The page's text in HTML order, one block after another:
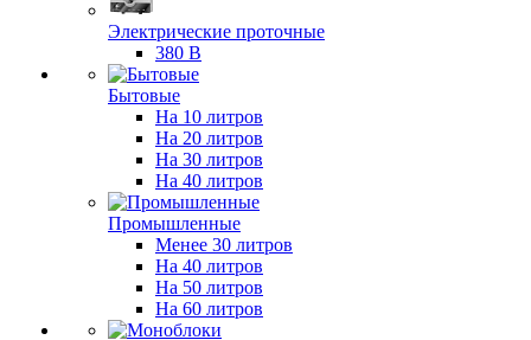
Электрические проточные
380 В
Бытовые
На 10 литров
На 20 литров
На 30 литров
На 40 литров
Промышленные
Менее 30 литров
На 40 литров
На 50 литров
На 60 литров